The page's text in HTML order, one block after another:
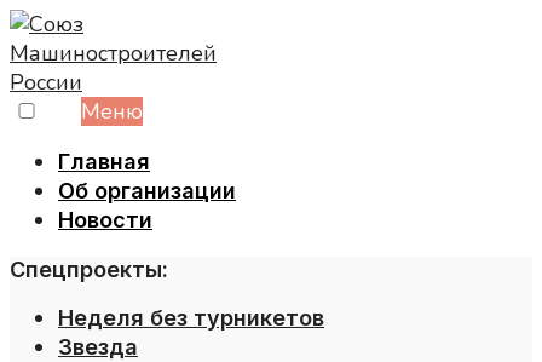
Skip
to
content
Меню
Главная
Об организации
Новости
Спецпроекты:
Неделя без турникетов
Звезда